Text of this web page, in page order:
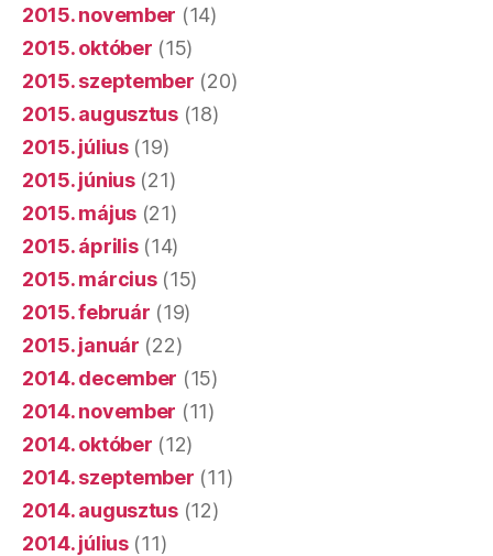
2015. november (14)
2015. október (15)
2015. szeptember (20)
2015. augusztus(18)
2015. július(19)
2015. június(21)
2015. május (21)
2015. április(14)
2015. március(15)
2015. február (19)
2015. január (22)
2014. december (15)
2014. november (11)
2014. október (12)
2014. szeptember (11)
2014. augusztus(12)
2014. július(11)